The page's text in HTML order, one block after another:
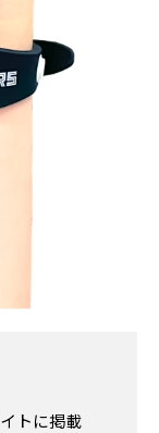
トに掲載